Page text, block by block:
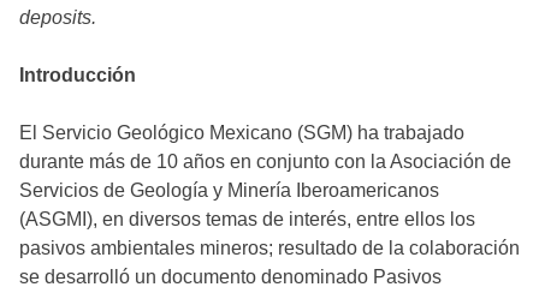
deposits.
Introducción
El Servicio Geológico Mexicano (SGM) ha trabajado
durante más de 10 años en conjunto con la Asociación de
Servicios de Geología y Minería Iberoamericanos
(ASGMI), en diversos temas de interés, entre ellos los
pasivos ambientales mineros; resultado de la colaboración
se desarrolló un documento denominado Pasivos